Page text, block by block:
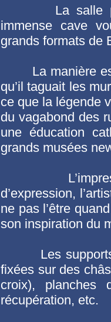
La salle
immense cave
grands formats de
La manière est
qu’il taguait les
ce que la légende
du vagabond des
une éducation
grands musées
L’impression
d’expression,
ne pas l’être
son inspiration du
Les supports
fixées sur des
croix), planches
récupération, etc.